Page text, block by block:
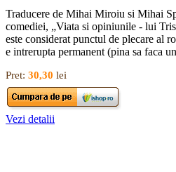
Traducere de Mihai Miroiu si Mihai
comediei, „Viata si opiniunile - lui
este considerat punctul de plecare al
e intrerupta permanent (pina sa faca
Pret: 30,30 lei
Vezi detalii